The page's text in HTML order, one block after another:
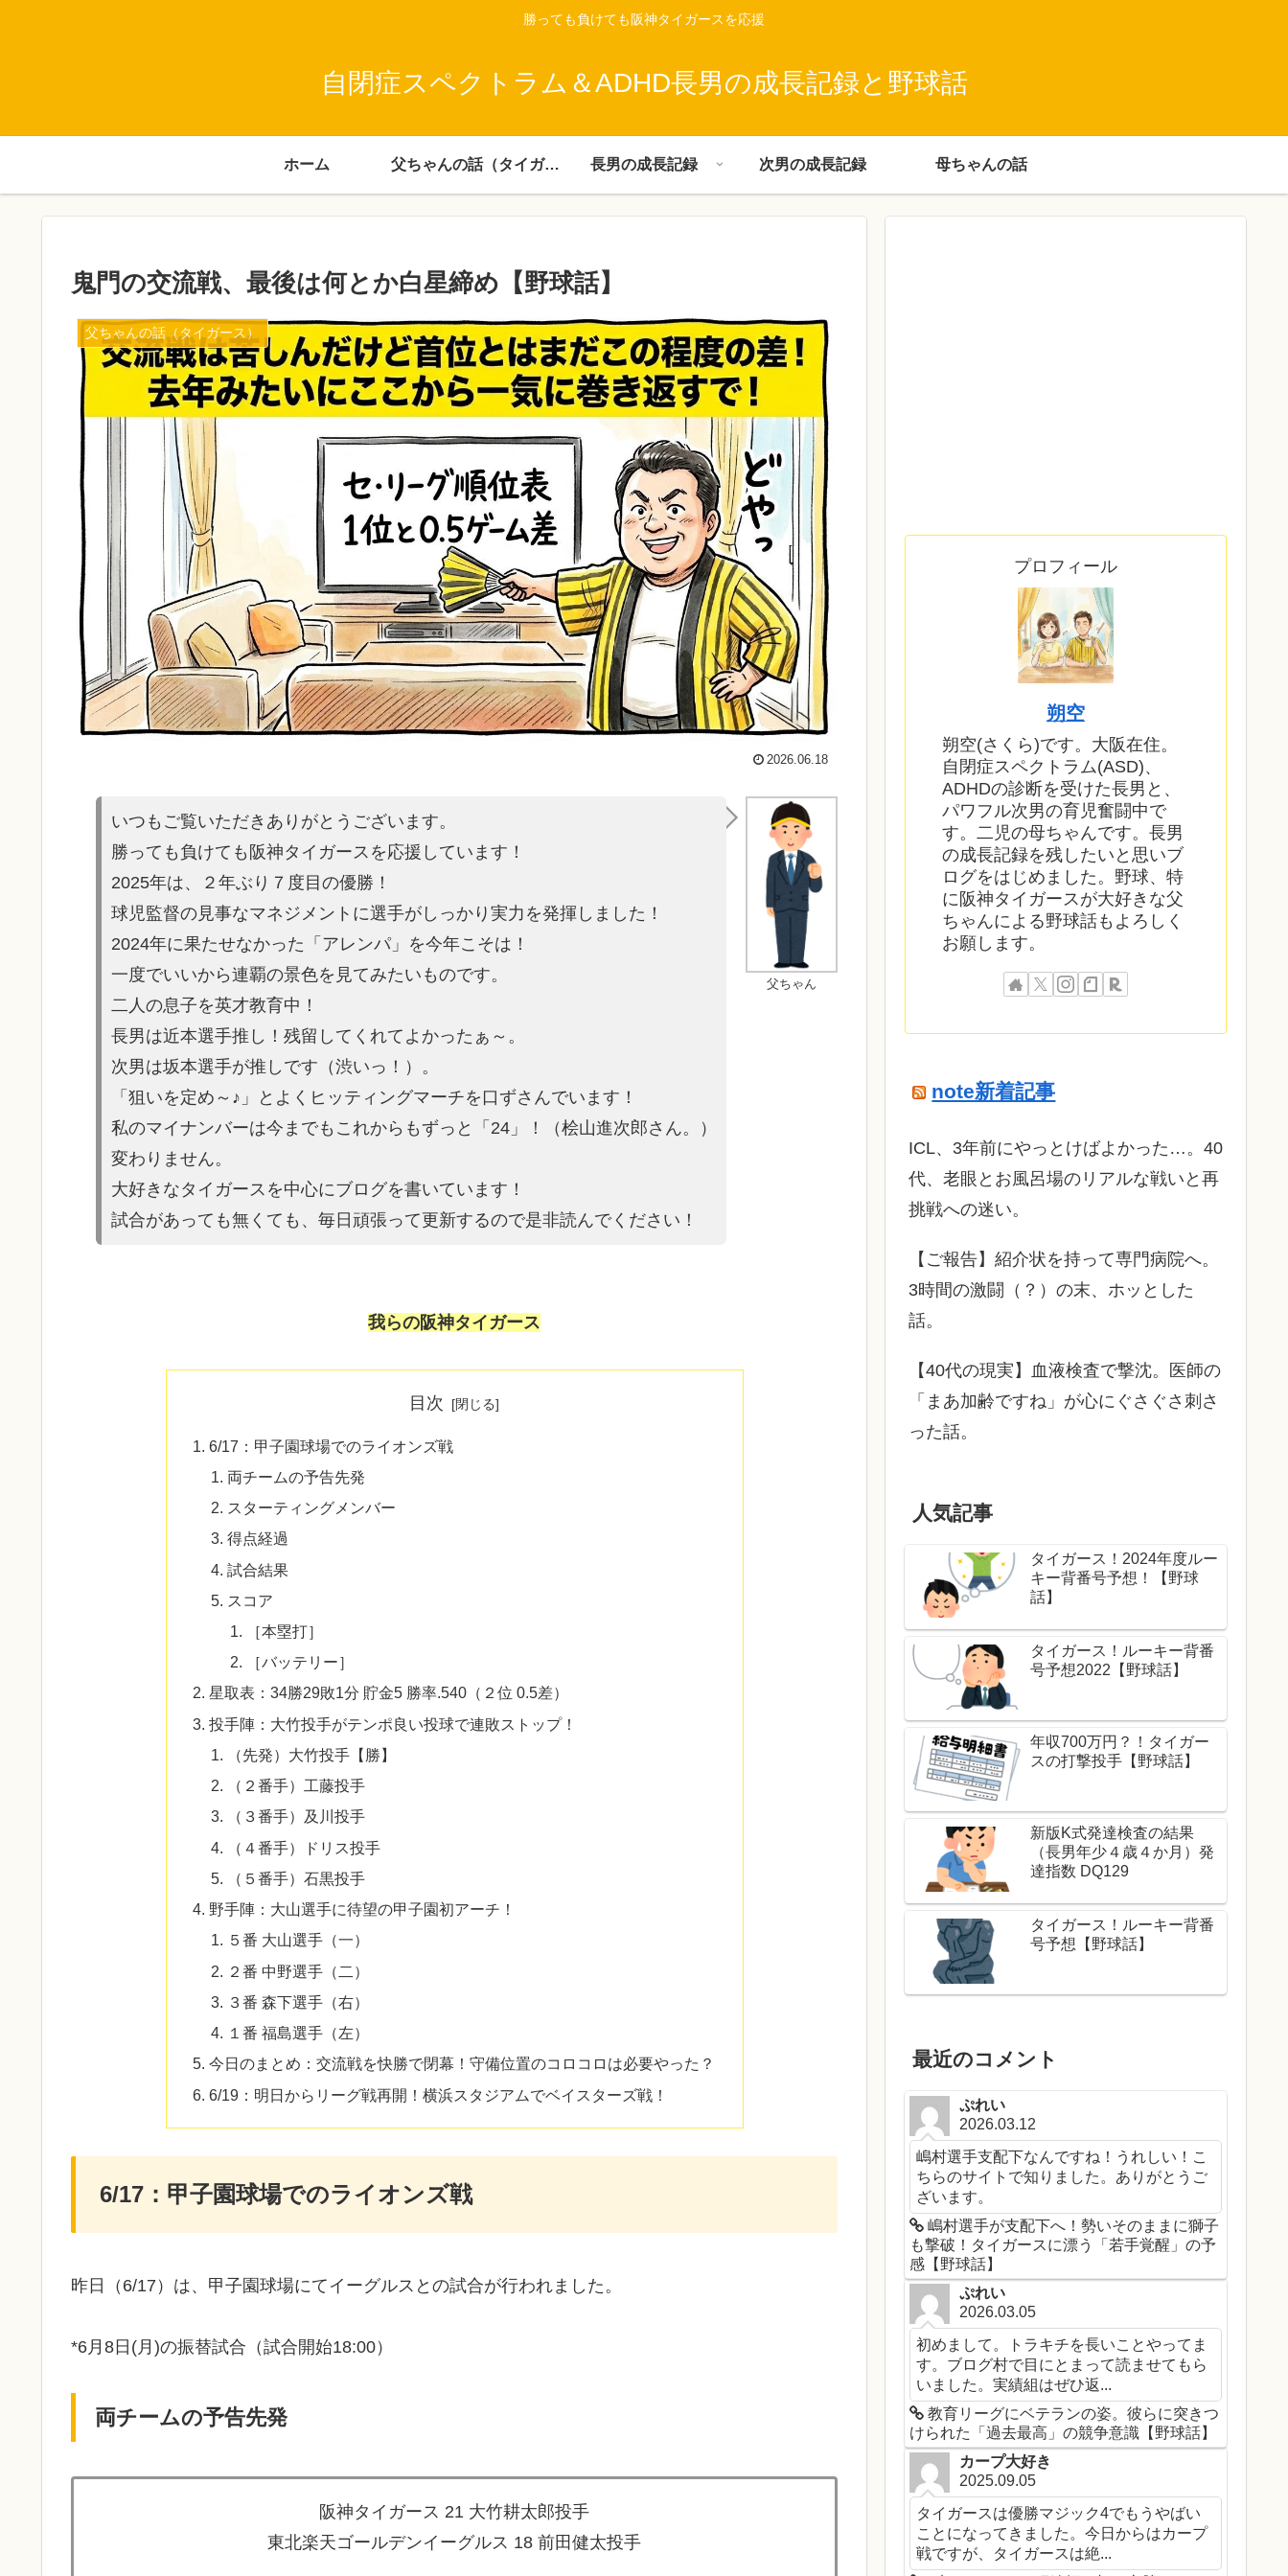
勝っても負けても阪神タイガースを応援
自閉症スペクトラム＆ADHD長男の成長記録と野球話
ホーム 父ちゃんの話（タイガース） 長男の成長記録 次男の成長記録 母ちゃんの話
鬼門の交流戦、最後は何とか白星締め​【野球話】
父ちゃんの話（タイガース）
2026.06.18
父ちゃん
いつもご覧いただきありがとうございます。
勝っても負けても阪神タイガースを応援しています！
2025年は、２年ぶり７度目の優勝！
球児監督の見事なマネジメントに選手がしっかり実力を発揮しました！
2024年に果たせなかった「アレンパ」を今年こそは！
一度でいいから連覇の景色を見てみたいものです。
二人の息子を英才教育中！
長男は近本選手推し！残留してくれてよかったぁ～。
次男は坂本選手が推しです（渋いっ！）。
「狙いを定め～♪」とよくヒッティングマーチを口ずさんでいます！
私のマイナンバーは今までもこれからもずっと「24」！（桧山進次郎さん。）
変わりません。
大好きなタイガースを中心にブログを書いています！
試合があっても無くても、毎日頑張って更新するので是非読んでください！
我らの阪神タイガース
目次
6/17：甲子園球場でのライオンズ戦
両チームの予告先発
スターティングメンバー
得点経過
試合結果
スコア
［本塁打］
［バッテリー］
星取表：34勝29敗1分 貯金5 勝率.540（２位 0.5差）
投手陣：大竹投手がテンポ良い投球で連敗ストップ！
（先発）大竹投手【勝】
（２番手）工藤投手
（３番手）及川投手
（４番手）ドリス投手
（５番手）石黒投手
野手陣：大山選手に待望の甲子園初アーチ！
５番 大山選手（一）
２番 中野選手（二）
３番 森下選手（右）
１番 福島選手（左）
​今日のまとめ：交流戦を快勝で閉幕！守備位置のコロコロは必要やった？
6/19：明日からリーグ戦再開！横浜スタジアムでベイスターズ戦！
6/17：甲子園球場でのライオンズ戦
昨日（6/17）は、甲子園球場にてイーグルスとの試合が行われました。
*6月8日(月)の振替試合（試合開始18:00）
両チームの予告先発
阪神タイガース 21 大竹耕太郎投手
東北楽天ゴールデンイーグルス 18 前田健太投手
プロフィール
朔空
朔空(さくら)です。大阪在住。
自閉症スペクトラム(ASD)、
ADHDの診断を受けた長男と、
パワフル次男の育児奮闘中で
す。二児の母ちゃんです。長男
の成長記録を残したいと思いブ
ログをはじめました。野球、特
に阪神タイガースが大好きな父
ちゃんによる野球話もよろしく
お願します。
note新着記事
ICL、3年前にやっとけばよかった…。40
代、老眼とお風呂場のリアルな戦いと再
挑戦への迷い。
​【ご報告】紹介状を持って専門病院へ。
3時間の激闘（？）の末、ホッとした
話。
【40代の現実】血液検査で撃沈。医師の
「まあ加齢ですね」が心にぐさぐさ刺さ
った話。
人気記事
タイガース！2024年度ルー
キー背番号予想！【野球
話】
タイガース！ルーキー背番
号予想2022【野球話】
年収700万円？！タイガー
スの打撃投手【野球話】
新版K式発達検査の結果
（長男年少４歳４か月）発
達指数 DQ129
タイガース！ルーキー背番
号予想【野球話】
最近のコメント
ぷれい
2026.03.12
嶋村選手支配下なんですね！うれしい！こ
ちらのサイトで知りました。ありがとうご
ざいます。
嶋村選手が支配下へ！勢いそのままに獅子
も撃破！タイガースに漂う「若手覚醒」の予
感【野球話】
ぷれい
2026.03.05
初めまして。トラキチを長いことやってま
す。ブログ村で目にとまって読ませてもら
いました。実績組はぜひ返...
教育リーグにベテランの姿。彼らに突きつ
けられた「過去最高」の競争意識【野球話】
カープ大好き
2025.09.05
タイガースは優勝マジック4でもうやばい
ことになってきました。今日からはカープ
戦ですが、タイガースは絶...